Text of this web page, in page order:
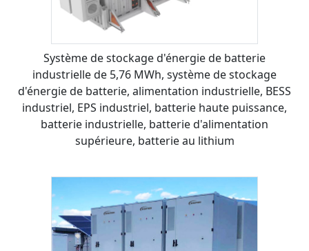
Système de stockage d'énergie de batterie
industrielle de 5,76 MWh, système de stockage
d'énergie de batterie, alimentation industrielle, BESS
industriel, EPS industriel, batterie haute puissance,
batterie industrielle, batterie d'alimentation
supérieure, batterie au lithium